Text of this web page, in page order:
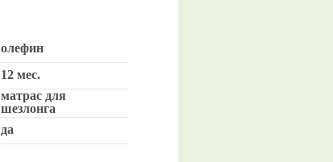
олефин
12 мес.
матрас для
шезлонга
да